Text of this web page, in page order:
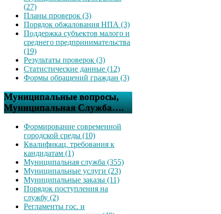
(27)
Планы проверок (3)
Порядок обжалования НПА (3)
Поддержка субъектов малого и
среднего предпринимательства
(19)
Результаты проверок (3)
Статистические данные (12)
Формы обращений граждан (3)
Муниципальные вопросы,
Муниципальная Служба….
Формирование современной
городской среды (10)
Квалификац. требования к
кандидатам (1)
Муниципальная служба (355)
Муниципальные услуги (23)
Муниципальные заказы (11)
Порядок поступления на
службу (2)
Регламенты гос. и